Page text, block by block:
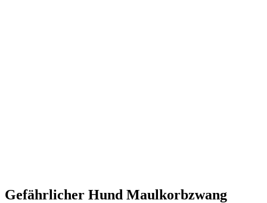
Gefährlicher Hund Maulkorbzwang